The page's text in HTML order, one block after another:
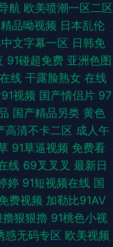
航 欧美喷潮一区二区
精品呦视频 日本乱伦
文字幕一区 日韩免
91碰超免费 亚洲色图
线 干露脸熟女 在线
视频 国产情侣片 97
国产精品另类 黄色
高清不卡二区 成人午
91草逼视频 免费看
线 69叉叉叉 最新日
婷 91短视频在线 国
费视频 加勒比91AV
擼狠狠擼 91桃色小视
惑无码专区 欧美视频